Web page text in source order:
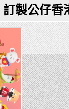
訂製公仔香